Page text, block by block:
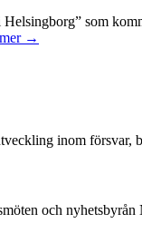
som
→
inom
och